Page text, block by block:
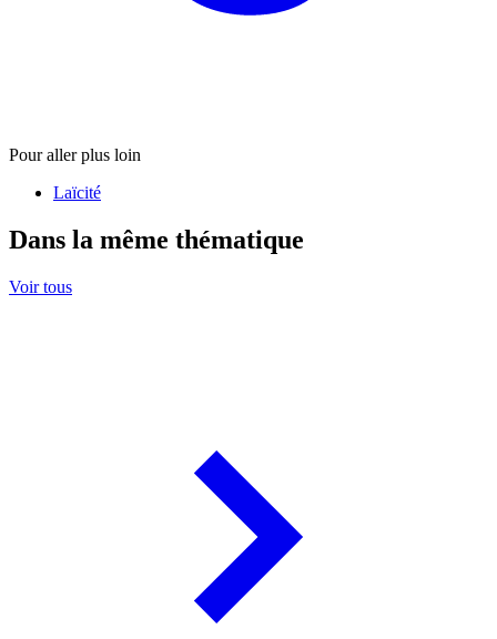
Pour aller plus loin
Laïcité
Dans la même thématique
Voir tous